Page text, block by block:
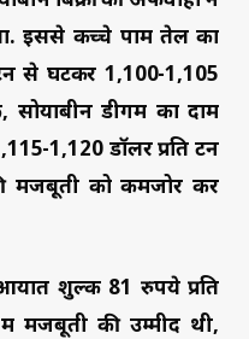
इससे कच्चे पाम तेल का
से घटकर 1,100-1,105
सोयाबीन डीगम का दाम
1,120 डॉलर प्रति टन
मजबूती को कमजोर कर
शुल्क 81 रुपये प्रति
मजबूती की उम्मीद थी,